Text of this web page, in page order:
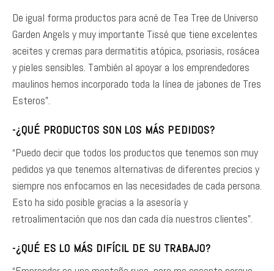
De igual forma productos para acné de Tea Tree de Universo
Garden Angels y muy importante Tissé que tiene excelentes
aceites y cremas para dermatitis atópica, psoriasis, rosácea
y pieles sensibles. También al apoyar a los emprendedores
maulinos hemos incorporado toda la línea de jabones de Tres
Esteros”.
-¿QUÉ PRODUCTOS SON LOS MÁS PEDIDOS?
“Puedo decir que todos los productos que tenemos son muy
pedidos ya que tenemos alternativas de diferentes precios y
siempre nos enfocamos en las necesidades de cada persona.
Esto ha sido posible gracias a la asesoría y
retroalimentación que nos dan cada día nuestros clientes”.
-¿QUÉ ES LO MÁS DIFÍCIL DE SU TRABAJO?